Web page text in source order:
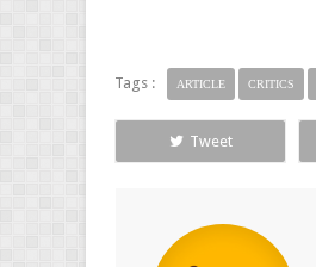
Tags : ARTICLE CRITICS
Tweet